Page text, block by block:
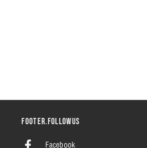
FOOTER.FOLLOWUS
Facebook